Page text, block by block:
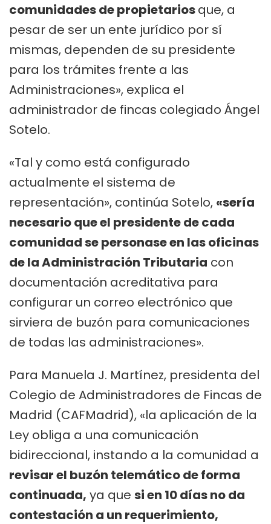
comunidadesde propietariosque, a
pesar de ser un ente jurídico por sí
mismas, dependen de su presidente
para los trámites frente a las
Administraciones», explica el
administrador de fincas colegiado Ángel
Sotelo.
«Tal y como está configurado
actualmente el sistema de
representación», continúa Sotelo, «sería
necesario que el presidente de cada
comunidad se personase en las oficinas
de la Administración Tributaria con
documentación acreditativa para
configurar un correo electrónico que
sirviera de buzón para comunicaciones
de todas las administraciones».
Para Manuela J. Martínez, presidenta del
Colegio de Administradores de Fincas de
Madrid (CAFMadrid), «la aplicación de la
Ley obliga a una comunicación
bidireccional, instando a la comunidad a
revisar el buzón telemático de forma
continuada, ya que si en 10 días no da
contestación a un requerimiento,